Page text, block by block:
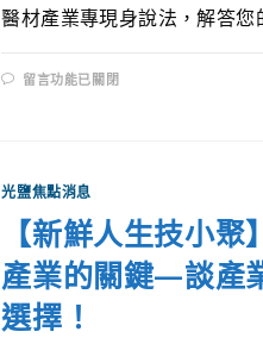
醫材產業專現身說法，解答您
留言功能已關閉
光鹽焦點消息
【新鮮人生技小
產業的關鍵—談產
選擇！